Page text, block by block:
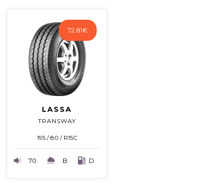
72.81€
LASSA
TRANSWAY
195 / 80 / R15C
70 B D